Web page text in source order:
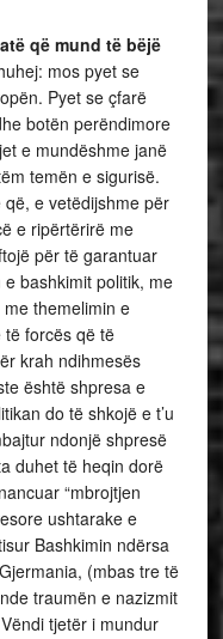
që mund të bëjë
mos pyet se
Pyet se çfarë
botën perëndimore
e mundëshme janë
temën e sigurisë.
e vetëdijshme për
e ripërtërirë me
për të garantuar
bashkimit politik, me
themelimin e
të forcës që të
krah ndihmesës
është shpresa e
do të shkojë e t’u
ndonjë shpresë
duhet të heqin dorë
“mbrojtjen
ushtarake e
Bashkimin ndërsa
(mbas tre të
traumën e nazizmit
tjetër i mundur